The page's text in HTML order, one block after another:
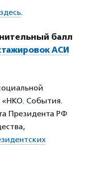
.
балл
АСИ
«НКО. События.
Президента РФ